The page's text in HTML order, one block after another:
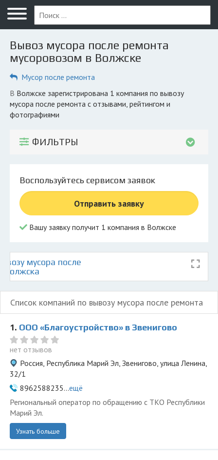
Меню
Главная
Вопрос юристу
Компании
КОМПАНИЯМ
© 2026 Все права защищены
Вывоз мусора после ремонта
мусоровозом в Волжске
Мусор после ремонта
в Волжске зарегистрирована 1 компания по вывозу
мусора после ремонта с отзывами, рейтингом и
фотографиями
ФИЛЬТРЫ
Воспользуйтесь сервисом заявок
Отправить заявку
Вашу заявку получит 1 компания в Волжске
мусора после
Волжска
Список компаний по вывозу мусора после ремонта
1. ООО «Благоустройство» в Звенигово
нет отзывов
Россия, Республика Марий Эл, Звенигово, улица Ленина,
32/1
8962588235...ещё
Региональный оператор по обращению с ТКО Республики
Марий Эл.
Узнать больше